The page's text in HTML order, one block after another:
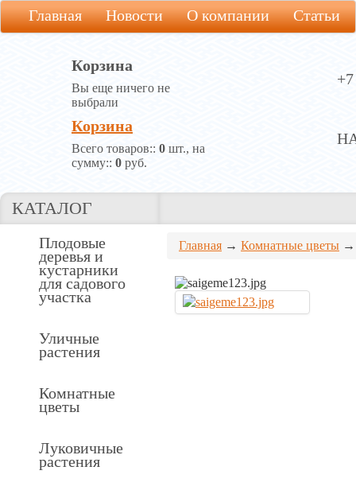
Главная Новости О компании Статьи
Корзина
Вы еще ничего не
выбрали
Корзина
Всего товаров:: 0 шт., на
сумму:: 0 руб.
КАТАЛОГ
Плодовые
деревья и
кустарники
для садового
участка
Уличные
растения
Комнатные
цветы
Луковичные
растения
Главная → Комнатные цветы